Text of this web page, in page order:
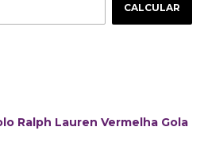
CALCULAR
Ralph Lauren Vermelha Gola